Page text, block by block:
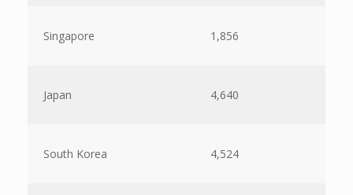
Singapore 1,856
Japan 4,640
South Korea 4,524